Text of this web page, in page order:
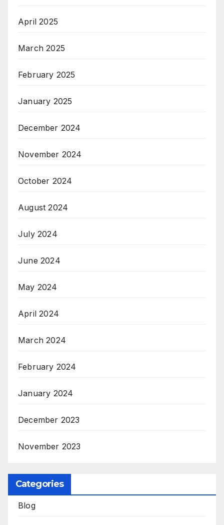
April 2025
March 2025
February 2025
January 2025
December 2024
November 2024
October 2024
August 2024
July 2024
June 2024
May 2024
April 2024
March 2024
February 2024
January 2024
December 2023
November 2023
Categories
Blog